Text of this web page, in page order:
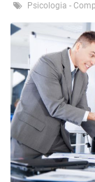
Psicologia -